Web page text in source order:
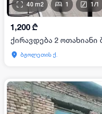
40 m2 1 1 /1
1,200 ₾
ქირავდება 2 ოთახიანი
ბჟოლეთის ქ.